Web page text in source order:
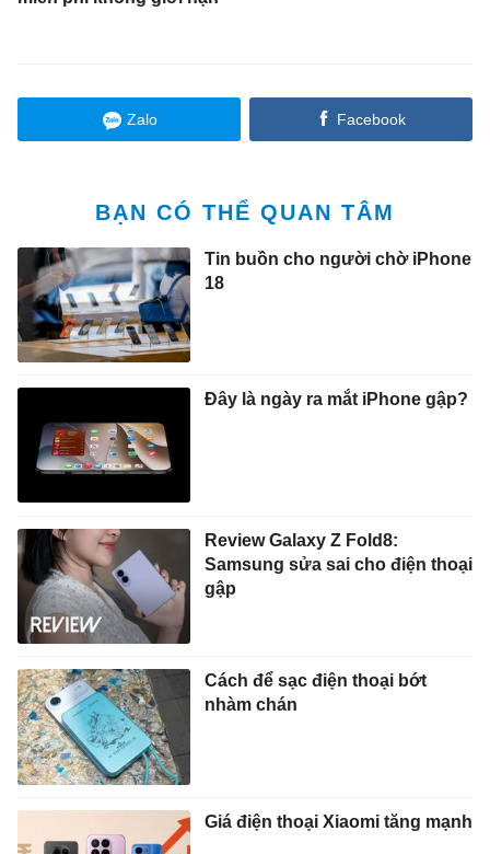
Zalo Facebook
BẠN CÓ THỂ QUAN TÂM
Tin buồn cho người chờ iPhone
18
Đây là ngày ra mắt iPhone gập?
Review Galaxy Z Fold8:
Samsung sửa sai cho điện thoại
gập
Cách để sạc điện thoại bớt
nhàm chán
Giá điện thoại Xiaomi tăng mạnh